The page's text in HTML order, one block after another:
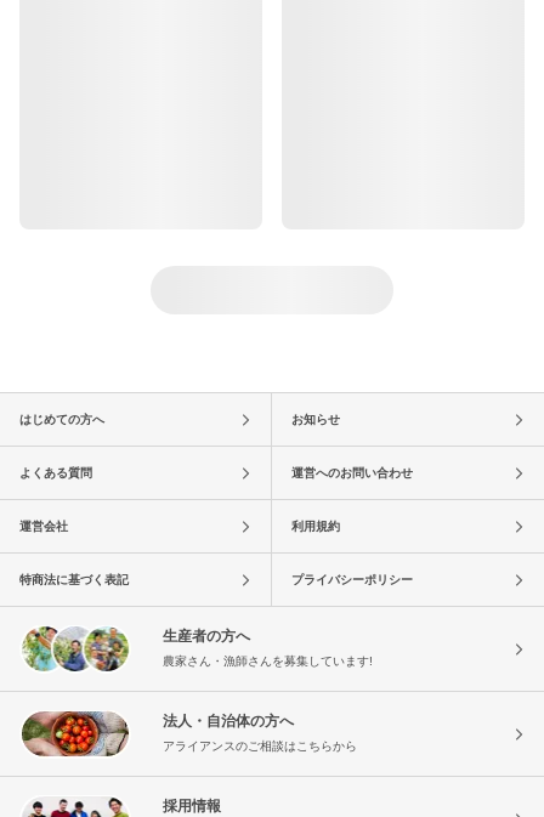
はじめての方へ お知らせ
よくある質問 運営へのお問い合わせ
運営会社 利用規約
特商法に基づく表記 プライバシーポリシー
生産者の方へ
農家さん・漁師さんを募集しています!
法人・自治体の方へ
アライアンスのご相談はこちらから
採用情報